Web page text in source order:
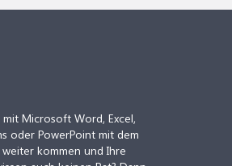
Microsoft Word, Excel,
oder PowerPoint mit dem
kommen und Ihre